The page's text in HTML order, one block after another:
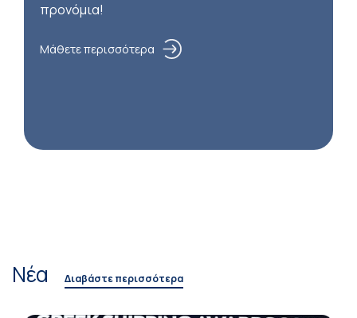
προνόμια!
Μάθετε περισσότερα
Νέα Διαβάστε περισσότερα